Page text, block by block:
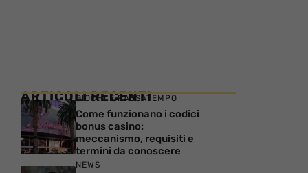
ARTICOLI RECENTI
GIOCHI E PASSATEMPO
Come funzionano i codici
bonus casino:
meccanismo, requisiti e
termini da conoscere
NEWS